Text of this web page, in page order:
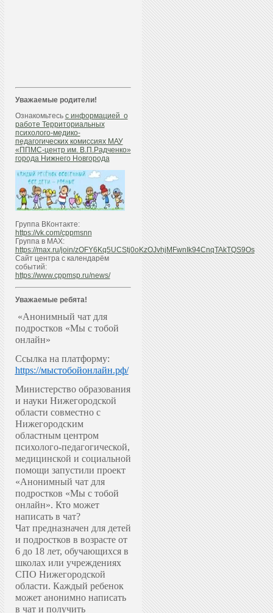
Уважаемые родители!
Ознакомьтесь с информацией о
работе Территориальных
психолого-медико-
педагогических комиссиях МАУ
«ППМС-центр им. В.П.Радченко»
города Нижнего Новгорода
Группа ВКонтакте:
https://vk.com/cppmsnn
Группа в МАХ:
https://max.ru/join/zOFY6Kq5UCStj0oKzOJvhjMFwnIk94CnqTAkTQS9Os
Сайт центра с календарём
событий:
https://www.cppmsp.ru/news/
Уважаемые ребята!
«Анонимный чат для
подростков «Мы с тобой
онлайн»
Ссылка на платформу:
https://мыстобойонлайн.рф/
Министерство образования
и науки Нижегородской
области совместно с
Нижегородским
областным центром
психолого-педагогической,
медицинской и социальной
помощи запустили проект
«Анонимный чат для
подростков «Мы с тобой
онлайн». Кто может
написать в чат?
Чат предназначен для детей
и подростков в возрасте от
6 до 18 лет, обучающихся в
школах или учреждениях
СПО Нижегородской
области. Каждый ребенок
может анонимно написать
в чат и получить